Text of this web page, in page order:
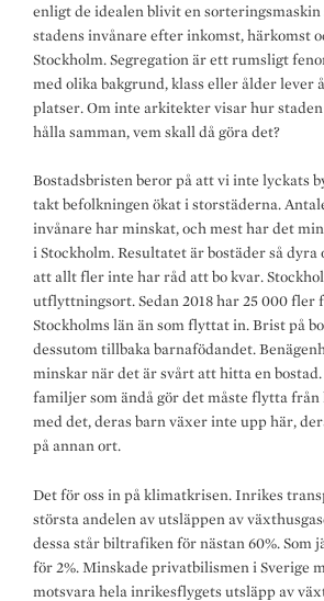
enligt de idealen blivit en sorteringsmaskin
stadens invånare efter inkomst, härkomst
Stockholm. Segregation är ett rumsligt
med olika bakgrund, klass eller ålder lever
platser. Om inte arkitekter visar hur
hålla samman, vem skall då göra det?
Bostadsbristen beror på att vi inte lyckats
takt befolkningen ökat i storstäderna.
invånare har minskat, och mest har det
i Stockholm. Resultatet är bostäder så dyra
att allt fler inte har råd att bo kvar.
utflyttningsort. Sedan 2018 har 25 000
Stockholms län än som flyttat in. Brist på
dessutom tillbaka barnafödandet.
minskar när det är svårt att hitta en
familjer som ändå gör det måste flytta
med det, deras barn växer inte upp här,
på annan ort.
Det för oss in på klimatkrisen. Inrikes
största andelen av utsläppen av
dessa står biltrafiken för nästan 60%. Som
för 2%. Minskade privatbilismen i Sverige
motsvara hela inrikesflygets utsläpp av